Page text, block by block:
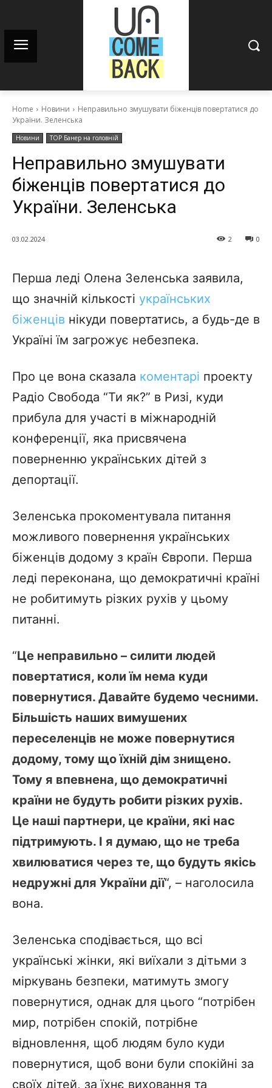
Home Новини
Неправильно змушувати біженців повертатися до
України. Зеленська
Новини TOP Банер на головній
Неправильно змушувати
біженців повертатися до
України. Зеленська
03.02.2024 0
2
Перша леді Олена Зеленська заявила,
що значній кількості українських
біженців нікуди повертатись, а будь-де в
Україні їм загрожує небезпека.
Про це вона сказала коментарі проекту
Радіо Свобода “Ти як?” в Ризі, куди
прибула для участі в міжнародній
конференції, яка присвячена
поверненню українських дітей з
депортації.
Зеленська прокоментувала питання
можливого повернення українських
біженців додому з країн Європи. Перша
леді переконана, що демократичні країні
не робитимуть різких рухів у цьому
питанні.
“Це неправильно – силити людей
повертатися, коли їм нема куди
повернутися. Давайте будемо чесними.
Більшість наших вимушених
переселенців не може повернутися
додому, тому що їхній дім знищено.
Тому я впевнена, що демократичні
країни не будуть робити різких рухів.
Це наші партнери, це країни, які нас
підтримують. І я думаю, що не треба
хвилюватися через те, що будуть якісь
недружні для України дії“, – наголосила
вона.
Зеленська сподівається, що всі
українські жінки, які виїхали з дітьми з
міркувань безпеки, матимуть змогу
повернутися, однак для цього “потрібен
мир, потрібен спокій, потрібне
відновлення, щоб людям було куди
повернутися, щоб вони були спокійні за
своїх дітей, за їхнє виховання та